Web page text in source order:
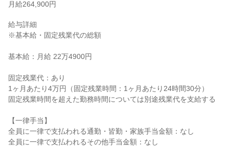
月給264,900円
給与詳細
※基本給・固定残業代の総額
基本給：月給 22万4900円
固定残業代：あり
1ヶ月あたり4万円（固定残業時間：1ヶ月あたり24時間30分）
固定残業時間を超えた勤務時間については別途残業代を支給する
【一律手当】
全員に一律で支払われる通勤・皆勤・家族手当金額：なし
全員に一律で支払われるその他手当金額：なし